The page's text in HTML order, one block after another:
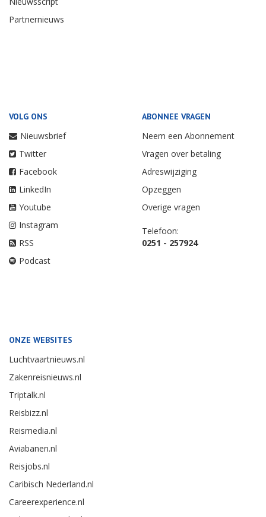
Partnernieuws
VOLG ONS
Nieuwsbrief
Twitter
Facebook
LinkedIn
Youtube
Instagram
RSS
Podcast
ABONNEE VRAGEN
Neem een Abonnement
Vragen over betaling
Adreswijziging
Opzeggen
Overige vragen
Telefoon:
0251 - 257924
ONZE WEBSITES
Luchtvaartnieuws.nl
Zakenreisnieuws.nl
Triptalk.nl
Reisbizz.nl
Reismedia.nl
Aviabanen.nl
Reisjobs.nl
Caribisch Nederland.nl
Careerexperience.nl